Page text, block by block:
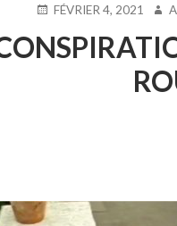
PUBLIÉ
FÉVRIER 4, 2021